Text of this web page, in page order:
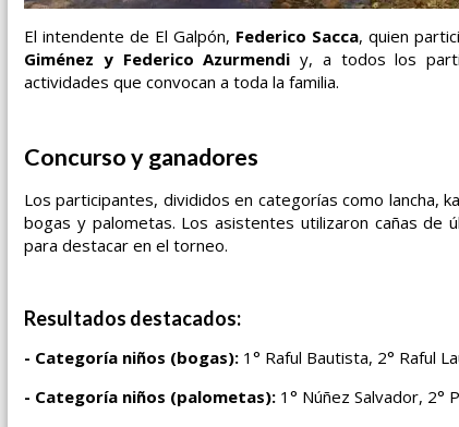
El intendente de El Galpón, Federico Sacca, quien
Giménez y Federico Azurmendi y, a todos los
actividades que convocan a toda la familia.
Concurso y ganadores
Los participantes, divididos en categorías como lancha,
bogas y palometas. Los asistentes utilizaron cañas de
para destacar en el torneo.
Resultados destacados:
- Categoría niños (bogas): 1° Raful Bautista, 2° Raful
- Categoría niños (palometas): 1° Núñez Salvador, 2°